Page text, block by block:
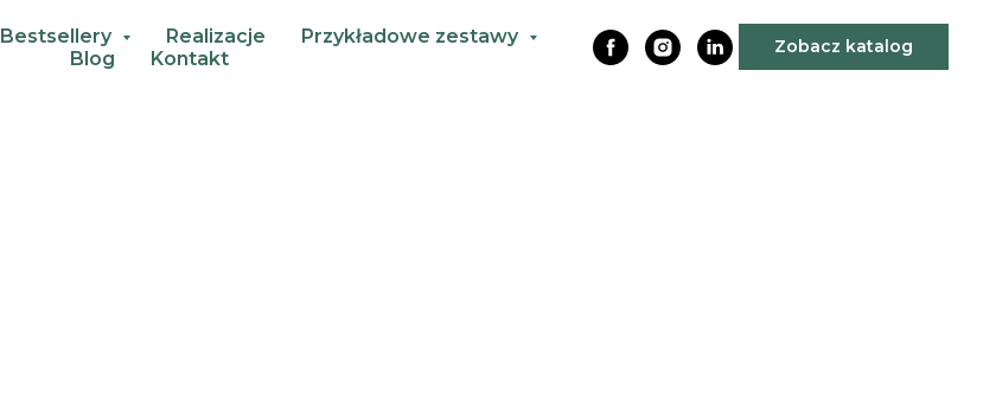
Bestsellery Realizacje
Przykładowe zestawy
Blog
Kontakt
Zobacz katalog